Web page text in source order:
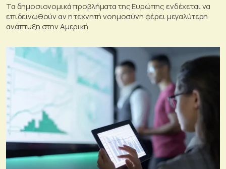
Τα δημοσιονομικά προβλήματα της Ευρώπης ενδέχεται να
επιδεινωθούν αν η τεχνητή νοημοσύνη φέρει μεγαλύτερη
ανάπτυξη στην Αμερική